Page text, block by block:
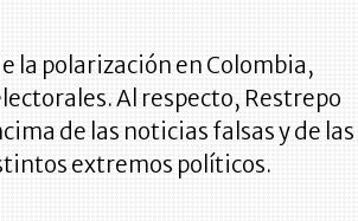
la polarización en Colombia,
Al respecto, Restrepo
de las noticias falsas y de las
extremos políticos.